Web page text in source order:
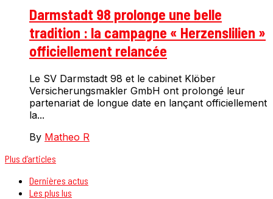
Darmstadt 98 prolonge une belle
tradition : la campagne « Herzenslilien »
officiellement relancée
Le SV Darmstadt 98 et le cabinet Klöber
Versicherungsmakler GmbH ont prolongé leur
partenariat de longue date en lançant officiellement
la...
By Matheo R
Plus d’articles
Dernières actus
Les plus lus